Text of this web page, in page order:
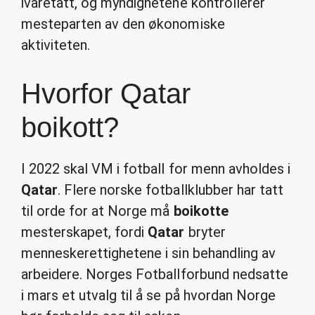
mesteparten av den økonomiske
aktiviteten.
Hvorfor Qatar
boikott?
I 2022 skal VM i fotball for menn avholdes i
Qatar. Flere norske fotballklubber har tatt
til orde for at Norge må boikotte
mesterskapet, fordi Qatar bryter
menneskerettighetene i sin behandling av
arbeidere. Norges Fotballforbund nedsatte
i mars et utvalg til å se på hvordan Norge